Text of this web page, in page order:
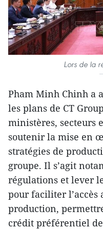
Lors de la
Pham Minh Chinh a
les plans de CT
ministères, secteurs
soutenir la mise en
stratégies de
groupe. Il s’agit
régulations et lever
pour faciliter l’accès
production,
crédit préférentiel